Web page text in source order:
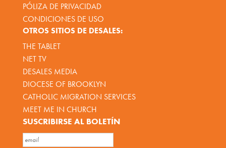
PÓLIZA DE PRIVACIDAD
CONDICIONES DE USO
OTROS SITIOS DE DESALES:
THE TABLET
NET TV
DESALES MEDIA
DIOCESE OF BROOKLYN
CATHOLIC MIGRATION SERVICES
MEET ME IN CHURCH
SUSCRIBIRSE AL BOLETÍN